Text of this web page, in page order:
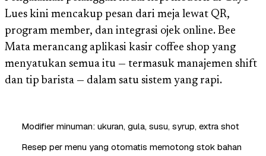
Lues kini mencakup pesan dari meja lewat QR,
program member, dan integrasi ojek online. Bee
Mata merancang aplikasi kasir coffee shop yang
menyatukan semua itu — termasuk manajemen shift
dan tip barista — dalam satu sistem yang rapi.
Modifier minuman: ukuran, gula, susu, syrup, extra shot
Resep per menu yang otomatis memotong stok bahan